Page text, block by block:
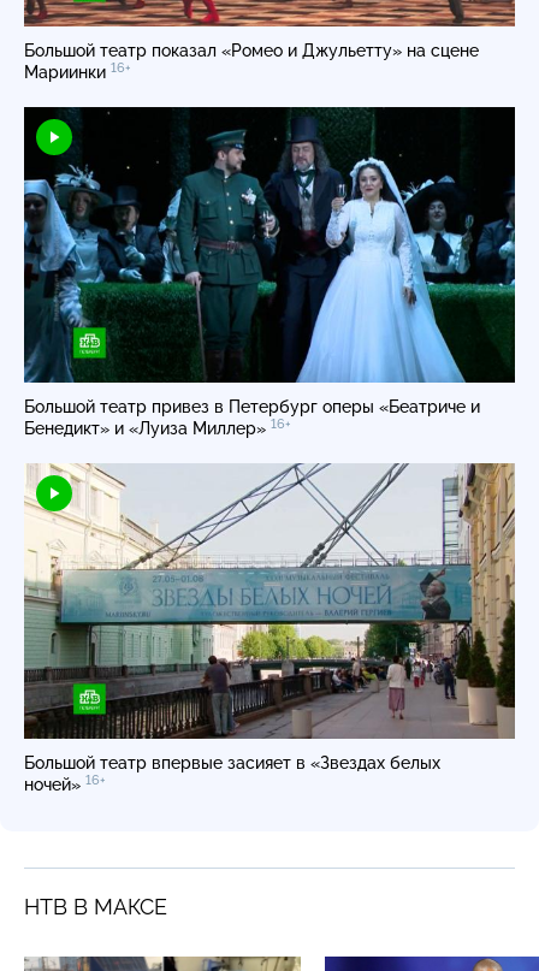
Большой театр показал «Ромео и Джульетту» на сцене
Мариинки 16+
Большой театр привез в Петербург оперы «Беатриче и
Бенедикт» и «Луиза Миллер» 16+
Большой театр впервые засияет в «Звездах белых
ночей» 16+
НТВ В МАКСЕ